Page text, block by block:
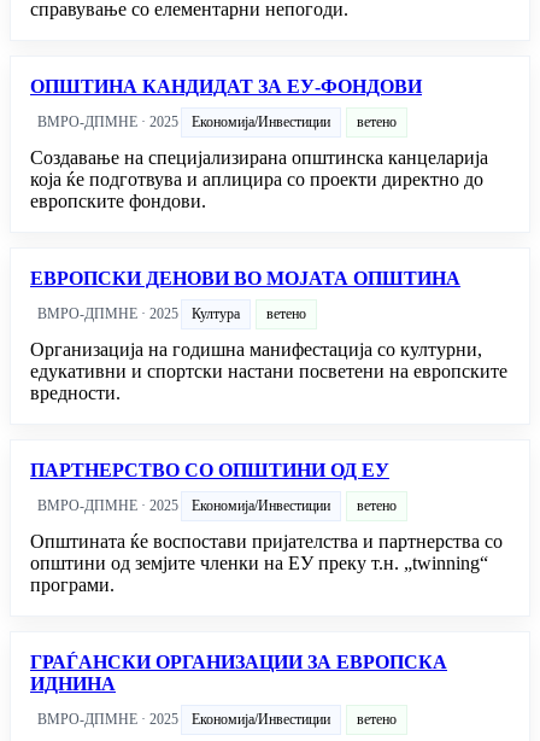
справување со елементарни непогоди.
ОПШТИНА КАНДИДАТ ЗА ЕУ-ФОНДОВИ
ВМРО-ДПМНЕ · 2025 Економија/Инвестиции ветено
Создавање на специјализирана општинска канцеларија
која ќе подготвува и аплицира со проекти директно до
европските фондови.
ЕВРОПСКИ ДЕНОВИ ВО МОЈАТА ОПШТИНА
ВМРО-ДПМНЕ · 2025 Култура ветено
Организација на годишна манифестација со културни,
едукативни и спортски настани посветени на европските
вредности.
ПАРТНЕРСТВО СО ОПШТИНИ ОД ЕУ
ВМРО-ДПМНЕ · 2025 Економија/Инвестиции ветено
Општината ќе воспостави пријателства и партнерства со
општини од земјите членки на ЕУ преку т.н. „twinning“
програми.
ГРАЃАНСКИ ОРГАНИЗАЦИИ ЗА ЕВРОПСКА
ИДНИНА
ВМРО-ДПМНЕ · 2025 Економија/Инвестиции ветено